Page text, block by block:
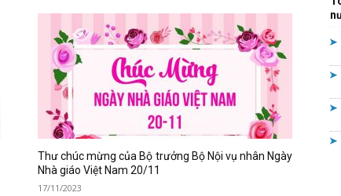
lý
nhà
Thư chúc mừng của Bộ trưởng Bộ Nội vụ nhân Ngày
Nhà giáo Việt Nam 20/11
17/11/2023